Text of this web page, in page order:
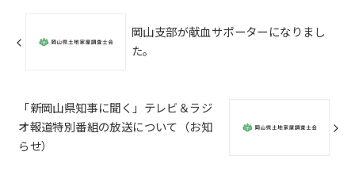
岡山支部が献血サポーターになりまし
た。
「新岡山県知事に聞く」テレビ＆ラジ
オ報道特別番組の放送について（お知
らせ）